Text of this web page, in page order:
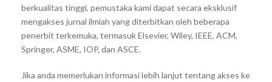
berkualitas tinggi, pemustaka kami dapat secara eksklusif
mengakses jurnal ilmiah yang diterbitkan oleh beberapa
penerbit terkemuka, termasuk Elsevier, Wiley, IEEE, ACM,
Springer, ASME, IOP, dan ASCE.
Jika anda memerlukan informasi lebih lanjut tentang akses ke